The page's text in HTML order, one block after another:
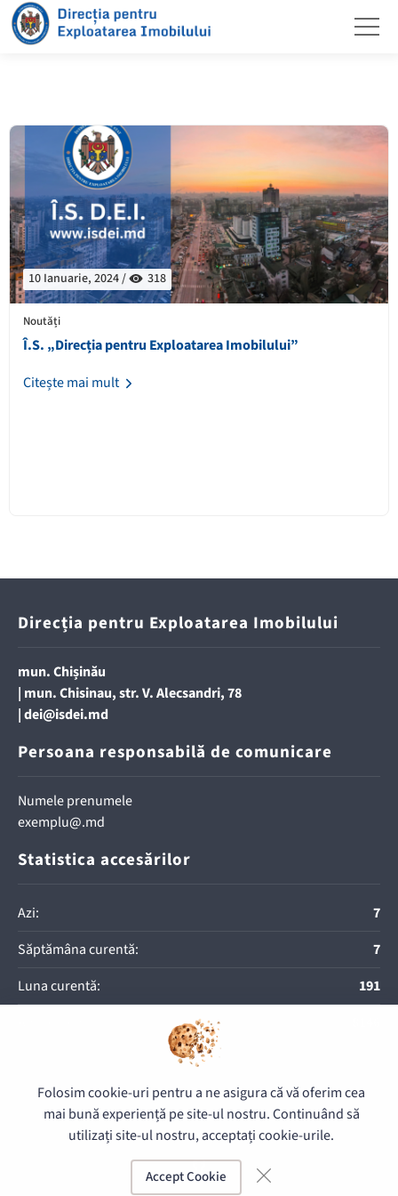
10 Ianuarie, 2024 / 318
Noutăți
Î.S. „Direcția pentru Exploatarea Imobilului”
Citește mai mult
Direcția pentru Exploatarea Imobilului
mun. Chișinău
| mun. Chisinau, str. V. Alecsandri, 78
|dei@isdei.md
Persoana responsabilă de comunicare
Numele prenumele
exemplu@.md
Statistica accesărilor
Azi:
7
Săptămâna curentă:
7
Luna curentă:
191
© 2026 Direcția pentru Exploatarea Imobilului - Toate drepturile
rezervate.
Folosim cookie-uri pentru a ne asigura că vă oferim cea
mai bună experiență pe site-ul nostru. Continuând să
utilizați site-ul nostru, acceptați cookie-urile.
Accept Cookie